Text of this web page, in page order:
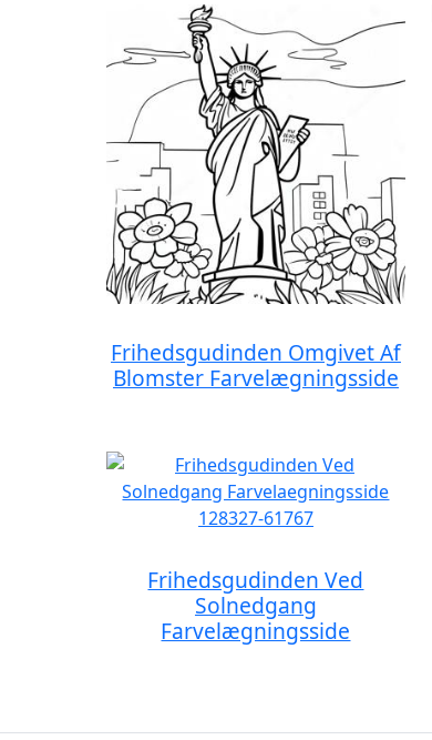
Frihedsgudinden Omgivet Af
Blomster Farvelægningsside
Frihedsgudinden Ved
Solnedgang
Farvelægningsside